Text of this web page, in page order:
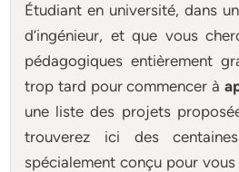
Étudiant en université, dans
d’ingénieur, et que vous
pédagogiques entièrement
trop tard pour commencer à
une liste des projets
trouverez ici des
spécialement conçu pour